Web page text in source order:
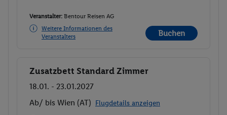
Veranstalter: Bentour Reisen AG
Weitere Informationen des
Veranstalters
Buchen
Buchen
Zusatzbett Standard Zimmer
18.01. - 23.01.2027
Ab/ bis Wien (AT) Flugdetails anzeigen